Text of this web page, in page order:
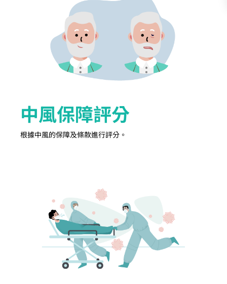
中風保障評分
根據中風的保障及條款進行評分。